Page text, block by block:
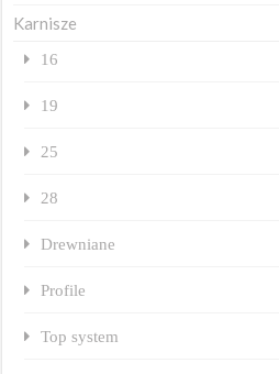
Karnisze
16
19
25
28
Drewniane
Profile
Top system